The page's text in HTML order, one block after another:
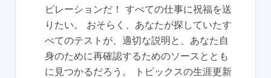
ピレーションだ！ すべての仕事に祝福を送
りたい。 おそらく、あなたが探していたす
べてのテストが、適切な説明と、あなた自
身のために再確認するためのソースととも
に見つかるだろう。 トピックスの生涯更新